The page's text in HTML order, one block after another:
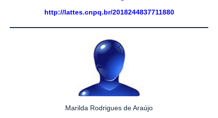
http://lattes.cnpq.br/2018244837711880
Marilda Rodrigues de Araújo